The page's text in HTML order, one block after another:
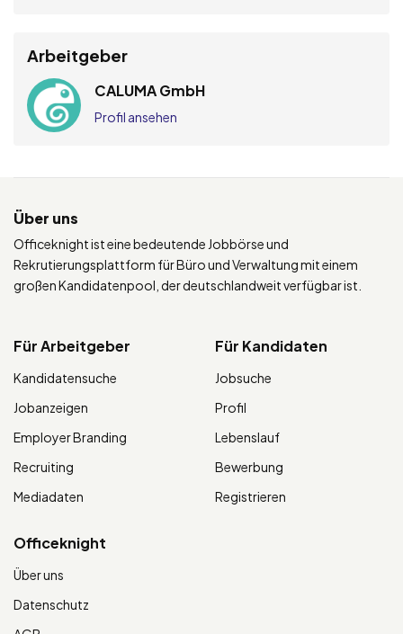
Arbeitgeber
CALUMA GmbH
Profil ansehen
Über uns
Officeknight ist eine bedeutende Jobbörse und
Rekrutierungsplattform für Büro und Verwaltung mit einem
großen Kandidatenpool, der deutschlandweit verfügbar ist.
Für Arbeitgeber
Kandidatensuche
Jobanzeigen
Employer Branding
Recruiting
Mediadaten
Für Kandidaten
Jobsuche
Profil
Lebenslauf
Bewerbung
Registrieren
Officeknight
Über uns
Datenschutz